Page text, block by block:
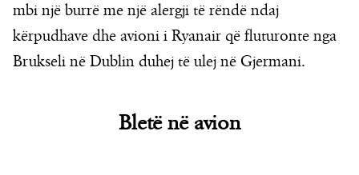
mbi një burrë me një alergji të rëndë ndaj
kërpudhave dhe avioni i Ryanair që fluturonte nga
Brukseli në Dublin duhej të ulej në Gjermani.
Bletë në avion